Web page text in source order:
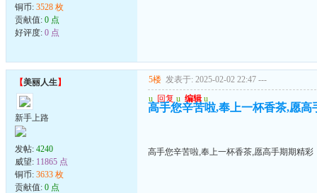
铜币: 3528 枚
贡献值: 0 点
好评度: 0 点
【美丽人生】
新手上路
发帖: 4240
威望: 11865 点
铜币: 3633 枚
贡献值: 0 点
5楼 发表于: 2025-02-02 22:47 ---
u 回复 u 编辑 u
高手您辛苦啦,奉上一杯香茶,愿高
高手您辛苦啦,奉上一杯香茶,愿高手期期精彩